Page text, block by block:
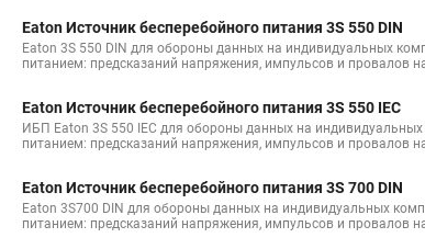
Eaton Источник бесперебойного питания 3S 550 DIN
Eaton 3S 550 DIN для обороны данных на индивидуальных
питанием: предсказаний напряжения, импульсов и провалов
Eaton Источник бесперебойного питания 3S 550 IEC
ИБП Eaton 3S 550 IEC для обороны данных на
питанием: предсказаний напряжения, импульсов и провалов
Eaton Источник бесперебойного питания 3S 700 DIN
Eaton 3S700 DIN для обороны данных на индивидуальных
питанием: предсказаний напряжения, импульсов и провалов